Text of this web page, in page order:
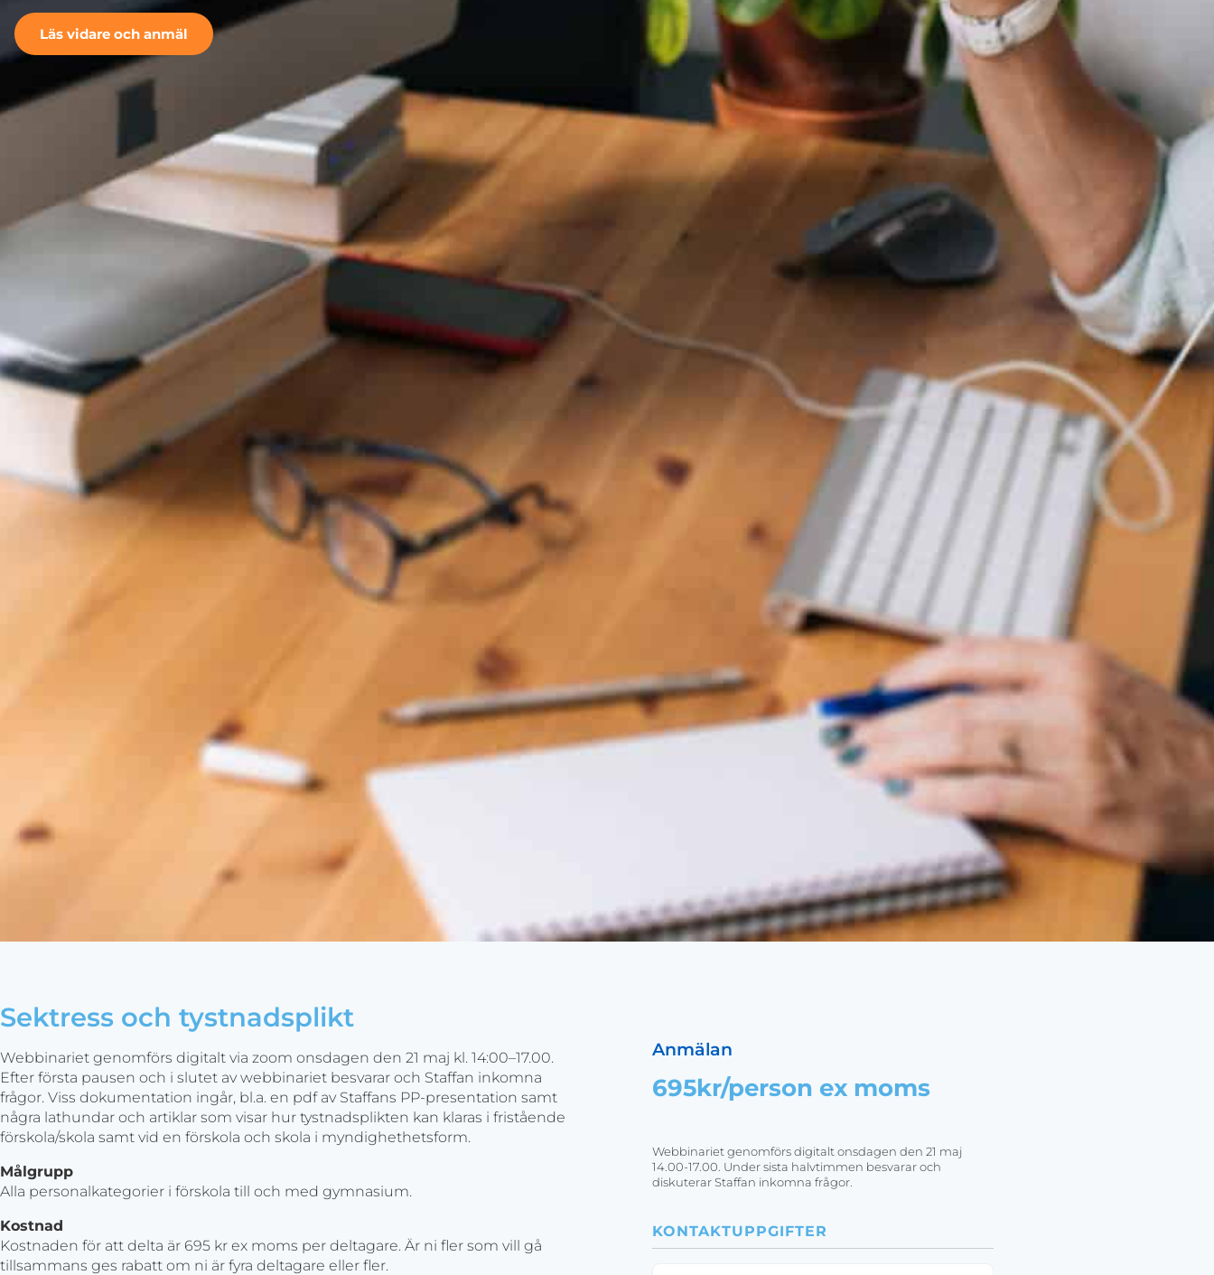
Läs vidare och anmäl
Sektress och tystnadsplikt
Webbinariet genomförs digitalt via zoom onsdagen den 21 maj kl. 14:00–17.00.
Efter första pausen och i slutet av webbinariet besvarar och Staffan inkomna
frågor. Viss dokumentation ingår, bl.a. en pdf av Staffans PP-presentation samt
några lathundar och artiklar som visar hur tystnadsplikten kan klaras i fristående
förskola/skola samt vid en förskola och skola i myndighethetsform.
Målgrupp
Alla personalkategorier i förskola till och med gymnasium.
Kostnad
Kostnaden för att delta är 695 kr ex moms per deltagare. Är ni fler som vill gå
tillsammans ges rabatt om ni är fyra deltagare eller fler.
Anmälan
695kr/person ex moms
Webbinariet genomförs digitalt onsdagen den 21 maj
14.00-17.00. Under sista halvtimmen besvarar och
diskuterar Staffan inkomna frågor.
KONTAKTUPPGIFTER